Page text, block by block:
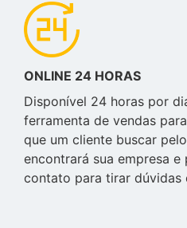
ONLINE 24 HORAS
Disponível 24 horas por
ferramenta de vendas
que um cliente buscar
encontrará sua empresa e
contato para tirar dúvidas